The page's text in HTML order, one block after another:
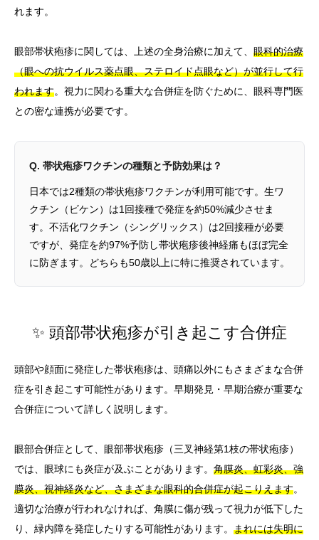
れます。
眼部帯状疱疹に関しては、上述の全身治療に加えて、 眼科的治療
（眼への抗ウイルス薬点眼、ステロイド点眼など）が並行して行
われます。視力に関わる重大な合併症を防ぐために、眼科専門医
との密な連携が必要です。
Q. 帯状疱疹ワクチンの種類と予防効果は？
日本では2種類の帯状疱疹ワクチンが利用可能です。生ワ
クチン（ビケン）は1回接種で発症を約50%減少させま
す。不活化ワクチン（シングリックス）は2回接種が必要
ですが、発症を約97%予防し帯状疱疹後神経痛もほぼ完全
に防ぎます。どちらも50歳以上に特に推奨されています。
✨ 頭部帯状疱疹が引き起こす合併症
頭部や顔面に発症した帯状疱疹は、頭痛以外にもさまざまな合併
症を引き起こす可能性があります。早期発見・早期治療が重要な
合併症について詳しく説明します。
眼部合併症として、眼部帯状疱疹（三叉神経第1枝の帯状疱疹）
では、眼球にも炎症が及ぶことがあります。 角膜炎、虹彩炎、強
膜炎、視神経炎など、さまざまな眼科的合併症が起こりえます。
適切な治療が行われなければ、角膜に傷が残って視力が低下した
り、緑内障を発症したりする可能性があります。 まれには失明に